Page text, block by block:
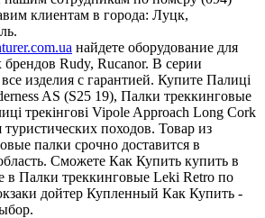
клиентам в города: Луцк,
найдете оборудование для
Rudy, Rucanor. В серии
изделия с гарантией. Купите Палиці
AS (S25 19), Палки треккинговые
трекінгові Vipole Approach Long Cork
походов. Товар из
палки срочно доставится в
Сможете Как Купить купить в
в Палки треккинговые Leki Retro по
дойтер Купленный Как Купить -